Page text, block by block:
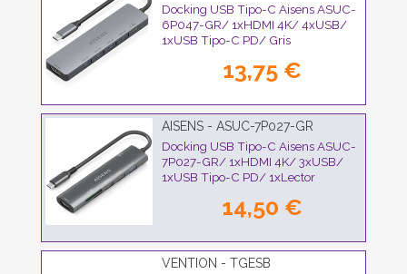
Docking USB Tipo-C Aisens ASUC-
6P047-GR/ 1xHDMI 4K/ 4xUSB/
1xUSB Tipo-C PD/ Gris
13,75 €
AISENS - ASUC-7P027-GR
Docking USB Tipo-C Aisens ASUC-
7P027-GR/ 1xHDMI 4K/ 3xUSB/
1xUSB Tipo-C PD/ 1xLector
14,50 €
VENTION - TGESB